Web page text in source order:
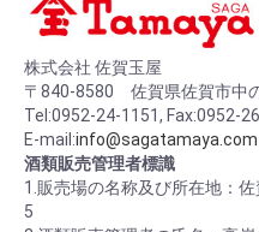
株式会社 佐賀玉屋
〒840-8580 佐賀県佐賀市中
Tel:0952-24-1151, Fax:0952-
E-mail:info@sagatamaya.com
酒類販売管理者標識
1.販売場の名称及び所在地：
5